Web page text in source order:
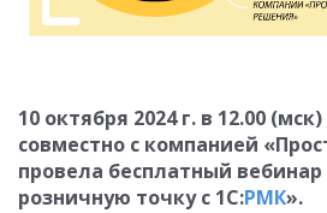
10 октября 2024 г. в 12.00
совместно с компанией
провела бесплатный
розничную точку с 1С:РМК».